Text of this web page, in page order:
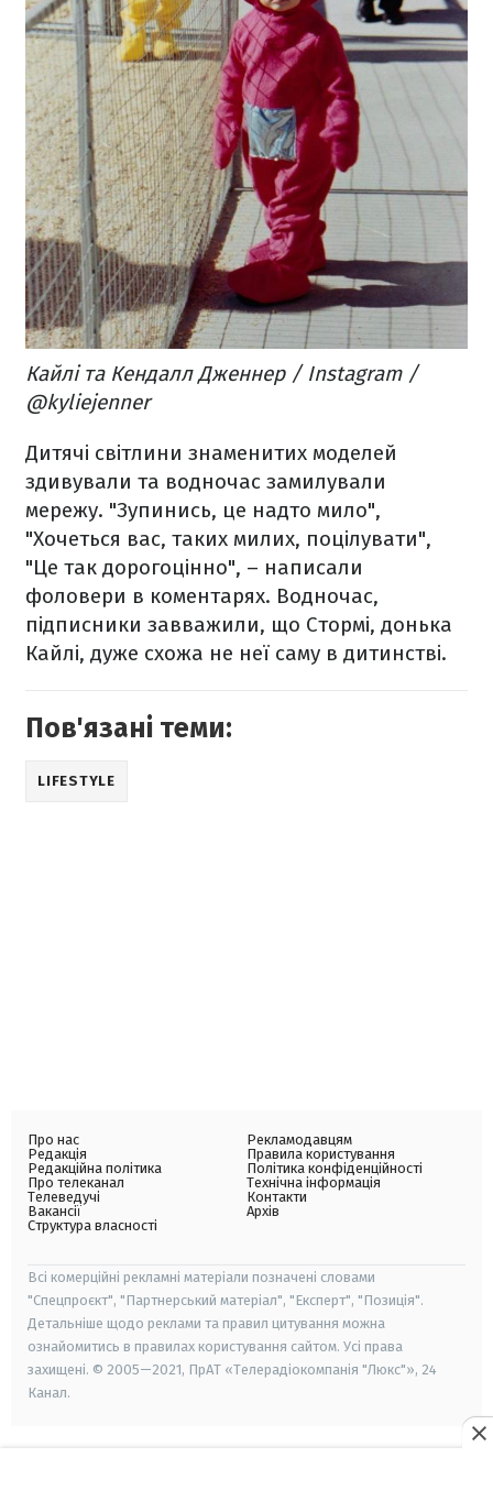
Кайлі та Кендалл Дженнер / Instagram /
@kyliejenner
Дитячі світлини знаменитих моделей
здивували та водночас замилували
мережу. "Зупинись, це надто мило",
"Хочеться вас, таких милих, поцілувати",
"Це так дорогоцінно", – написали
фоловери в коментарях. Водночас,
підписники завважили, що Стормі, донька
Кайлі, дуже схожа не неї саму в дитинстві.
Пов'язані теми:
LIFESTYLE
Про нас
Редакція
Редакційна політика
Про телеканал
Телеведучі
Вакансії
Структура власності
Рекламодавцям
Правила користування
Політика конфіденційності
Технічна інформація
Контакти
Архів
Всі комерційні рекламні матеріали позначені словами
"Спецпроєкт", "Партнерський матеріал", "Експерт", "Позиція".
Детальніше щодо реклами та правил цитування можна
ознайомитись в правилах користування сайтом. Усі права
захищені. © 2005—2021, ПрАТ «Телерадіокомпанія "Люкс"», 24
Канал.